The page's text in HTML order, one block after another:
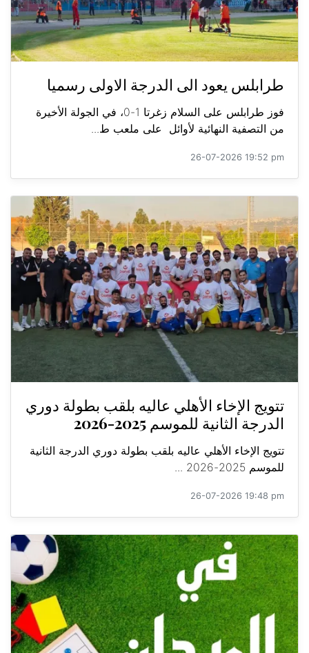
طرابلس يعود الى الدرجة الاولى رسميا
فوز طرابلس على السلام زغرتا 1-0، في الجولة الأخيرة
من التصفية النهائية لأوائل على ملعب ط...
26-07-2026 19:52 pm
تتويج الإخاء الأهلي عاليه بلقب بطولة دوري
الدرجة الثانية للموسم 2025-2026
تتويج الإخاء الأهلي عاليه بلقب بطولة دوري الدرجة الثانية
للموسم 2025-2026 ...
26-07-2026 19:48 pm